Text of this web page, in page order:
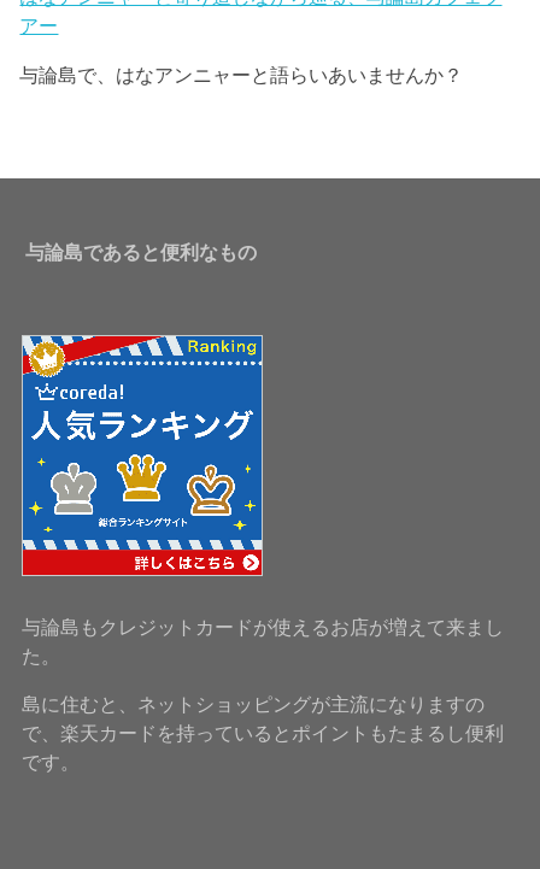
アー
与論島で、はなアンニャーと語らいあいませんか？
与論島であると便利なもの
与論島もクレジットカードが使えるお店が増えて来まし
た。
島に住むと、ネットショッピングが主流になりますの
で、楽天カードを持っているとポイントもたまるし便利
です。